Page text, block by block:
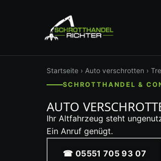
Startseite › Auto verschrotten ›
SCHROTTHANDEL &
AUTO
Ihr Altfahrzeug steht
Ein Anruf genügt.
☎ 05551 705 93 07